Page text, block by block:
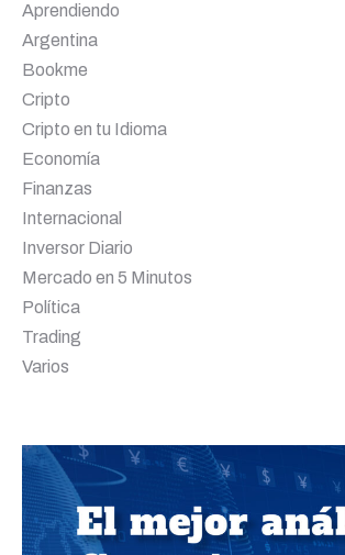
Aprendiendo
Argentina
Bookme
Cripto
Cripto en tu Idioma
Economía
Finanzas
Internacional
Inversor Diario
Mercado en 5 Minutos
Política
Trading
Varios